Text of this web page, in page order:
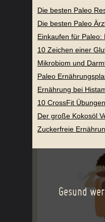
Die besten Paleo
Die besten Paleo
Einkaufen für Paleo:
10 Zeichen einer
Mikrobiom und
Paleo
Ernährung bei
10 CrossFit
Der große Kokosöl
Zuckerfreie
Gesund